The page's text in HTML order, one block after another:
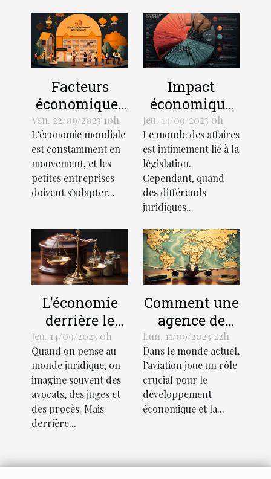
Facteurs
économiques
influant sur la
croissance
des petites
entreprises
Ven. 22/09/2023 10h
L’économie mondiale
est constamment en
mouvement, et les
petites entreprises
doivent s’adapter...
Impact
économique
des litiges
juridiques
Jeu. 14/09/2023 0h
Le monde des affaires
est intimement lié à la
législation.
Cependant, quand
des différends
juridiques...
L'économie
derrière le
support
juridique :
coûts et
avantages
Jeu. 14/09/2023 0h
Quand on pense au
monde juridique, on
imagine souvent des
avocats, des juges et
des procès. Mais
derrière...
Comment une
agence de
traduction
aéronautique
peut stimuler
l'économie
mondiale
Lun. 11/09/2023 22h
Dans le monde actuel,
l’aviation joue un rôle
crucial pour le
développement
économique et la...